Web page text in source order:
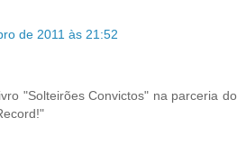
de 2011 às 21:52
"Solteirões Convictos" na parceria do